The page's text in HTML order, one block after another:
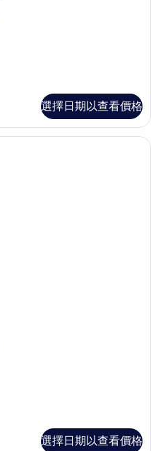
選擇日期以查看價格
選擇日期以查看價格